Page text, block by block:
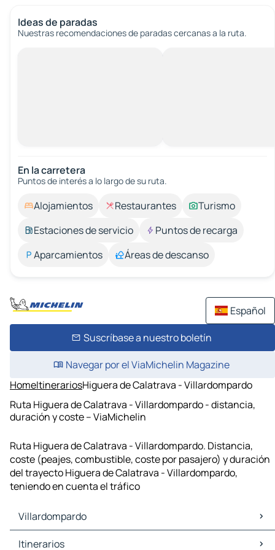
Ideas de paradas
Nuestras recomendaciones de paradas cercanas a la ruta.
En la carretera
Puntos de interés a lo largo de su ruta.
Alojamientos Restaurantes
Turismo
Estaciones de servicio
Puntos de recarga
Aparcamientos
Áreas de descanso
Español
Suscríbase a nuestro boletín
Navegar por el ViaMichelin Magazine
HomeItinerariosHiguera de Calatrava - Villardompardo
Ruta Higuera de Calatrava - Villardompardo - distancia,
duración y coste – ViaMichelin
Ruta Higuera de Calatrava - Villardompardo. Distancia,
coste (peajes, combustible, coste por pasajero) y duración
del trayecto Higuera de Calatrava - Villardompardo,
teniendo en cuenta el tráfico
Villardompardo
Villardompardo Mapas Planos
Itinerarios